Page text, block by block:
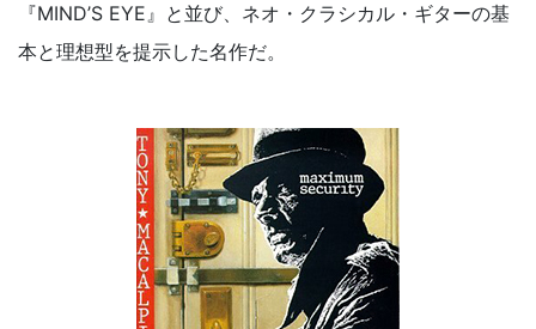
『MIND’S EYE』と並び、ネオ・クラシカル・ギターの基
本と理想型を提示した名作だ。